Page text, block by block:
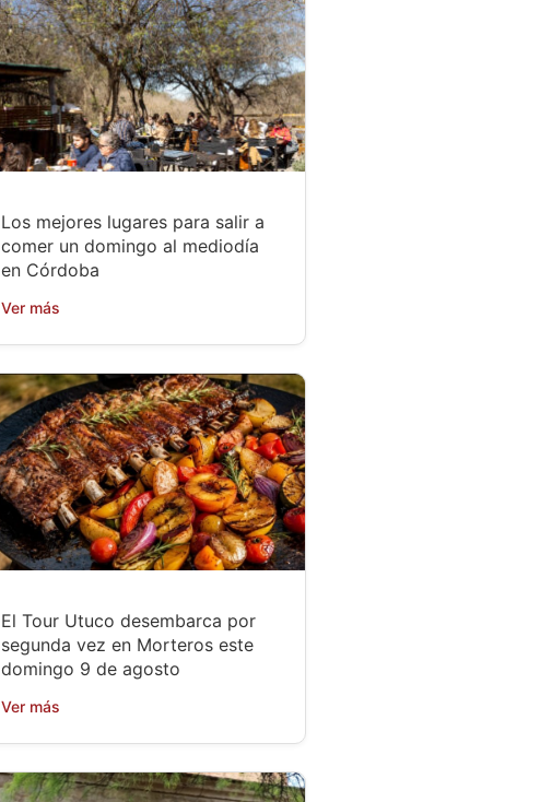
Los mejores lugares para salir a
comer un domingo al mediodía
en Córdoba
Ver más
El Tour Utuco desembarca por
segunda vez en Morteros este
domingo 9 de agosto
Ver más